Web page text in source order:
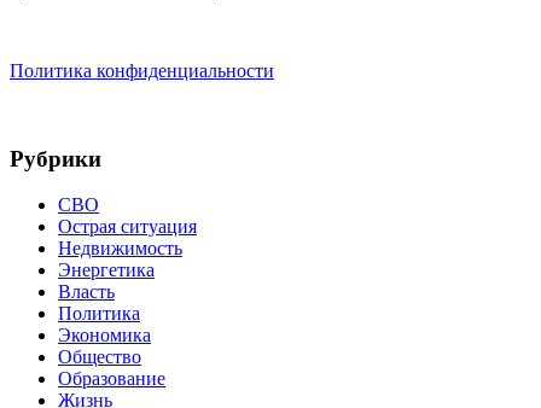
Политика конфиденциальности
Рубрики
СВО
Острая ситуация
Недвижимость
Энергетика
Власть
Политика
Экономика
Общество
Образование
Жизнь